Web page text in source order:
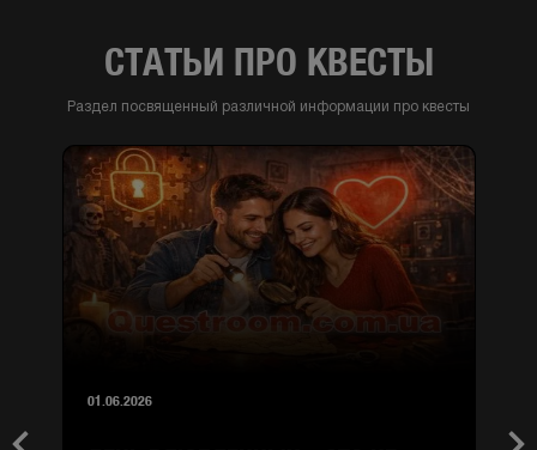
СТАТЬИ ПРО КВЕСТЫ
Раздел посвященный различной информации про квесты
01.06.2026